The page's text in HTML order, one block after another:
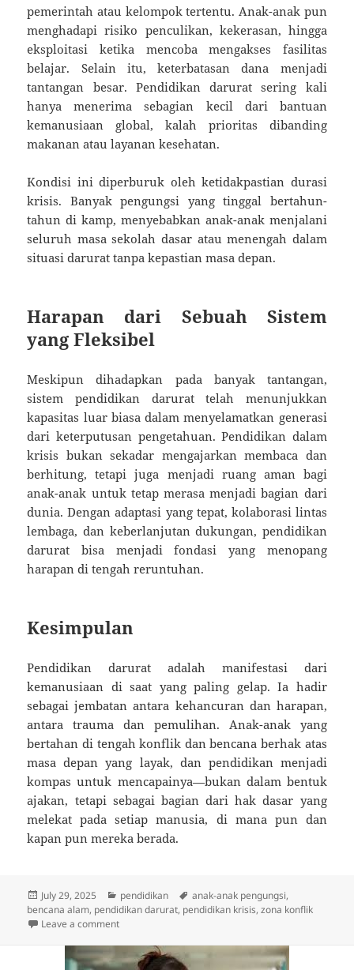
pemerintah atau kelompok tertentu. Anak-anak pun
menghadapi risiko penculikan, kekerasan, hingga
eksploitasi ketika mencoba mengakses fasilitas
belajar. Selain itu, keterbatasan dana menjadi
tantangan besar. Pendidikan darurat sering kali
hanya menerima sebagian kecil dari bantuan
kemanusiaan global, kalah prioritas dibanding
makanan atau layanan kesehatan.
Kondisi ini diperburuk oleh ketidakpastian durasi
krisis. Banyak pengungsi yang tinggal bertahun-
tahun di kamp, menyebabkan anak-anak menjalani
seluruh masa sekolah dasar atau menengah dalam
situasi darurat tanpa kepastian masa depan.
Harapan dari Sebuah Sistem
yang Fleksibel
Meskipun dihadapkan pada banyak tantangan,
sistem pendidikan darurat telah menunjukkan
kapasitas luar biasa dalam menyelamatkan generasi
dari keterputusan pengetahuan. Pendidikan dalam
krisis bukan sekadar mengajarkan membaca dan
berhitung, tetapi juga menjadi ruang aman bagi
anak-anak untuk tetap merasa menjadi bagian dari
dunia. Dengan adaptasi yang tepat, kolaborasi lintas
lembaga, dan keberlanjutan dukungan, pendidikan
darurat bisa menjadi fondasi yang menopang
harapan di tengah reruntuhan.
Kesimpulan
Pendidikan darurat adalah manifestasi dari
kemanusiaan di saat yang paling gelap. Ia hadir
sebagai jembatan antara kehancuran dan harapan,
antara trauma dan pemulihan. Anak-anak yang
bertahan di tengah konflik dan bencana berhak atas
masa depan yang layak, dan pendidikan menjadi
kompas untuk mencapainya—bukan dalam bentuk
ajakan, tetapi sebagai bagian dari hak dasar yang
melekat pada setiap manusia, di mana pun dan
kapan pun mereka berada.
Posted
on
July 29, 2025 Categories
pendidikan Tags
anak-anak pengungsi,
bencana alam, pendidikan darurat, pendidikan krisis,zona konflik
Leave a commenton Belajar di Tengah Bencana: Sistem Pendidikan